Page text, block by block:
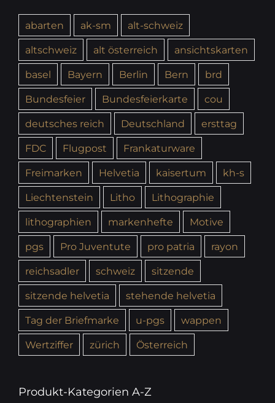
abarten ak-sm
alt-schweiz
altschweiz
alt österreich
ansichtskarten
basel
Bayern Berlin Bern
brd
Bundesfeier
Bundesfeierkarte
cou
deutsches reich
Deutschland
ersttag
FDC
Flugpost
Frankaturware
Freimarken
Helvetia kaisertum
kh-s
Liechtenstein
Litho
Lithographie
lithographien
markenhefte
Motive
pgs
Pro Juventute pro patria
rayon
reichsadler
schweiz
sitzende
sitzende helvetia
stehende helvetia
Tag der Briefmarke
u-pgs
wappen
Wertziffer
zürich Österreich
Produkt-Kategorien A-Z